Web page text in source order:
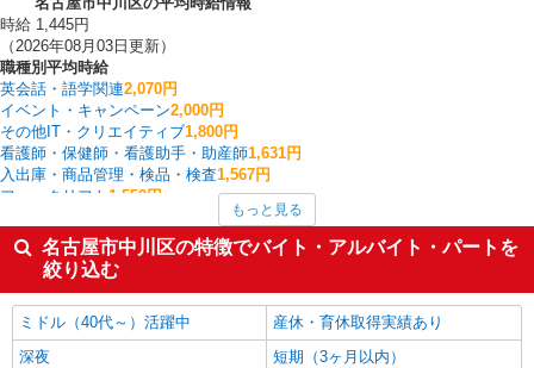
時給 1,445円
（2026年08月03日更新）
職種別平均時給
英会話・語学関連2,070円
イベント・キャンペーン2,000円
その他IT・クリエイティブ1,800円
看護師・保健師・看護助手・助産師1,631円
入出庫・商品管理・検品・検査1,567円
フォークリフト 1,550円
1,524円
作業療法士・理学療法士・言語聴覚士・視能訓練士1,507円
家電・携帯販売1,503円
経理・人事・労務・総務・法務
名古屋市中川区の他の職種の平均時給を見る
もっと見る
名古屋市中川区の特徴でバイト・アルバイト・パートを
絞り込む
ミドル（40代～）活躍中
産休・育休取得実績あり
深夜
短期（3ヶ月以内）